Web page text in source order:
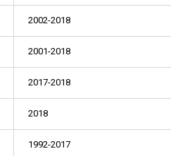
2002-2018
2001-2018
2017-2018
2018
1992-2017